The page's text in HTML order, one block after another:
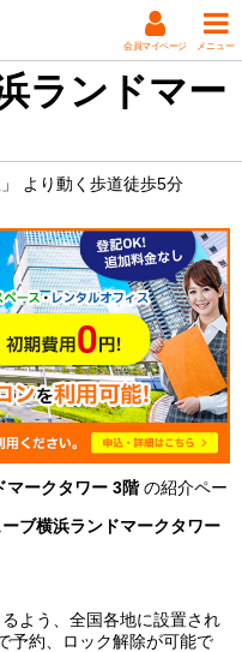
会員マイページ メニュー
ランドマー
より動く歩道徒歩5分
マークタワー 3階の紹介ペー
ブ横浜ランドマークタワー
よう、全国各地に設置され
予約、ロック解除が可能で